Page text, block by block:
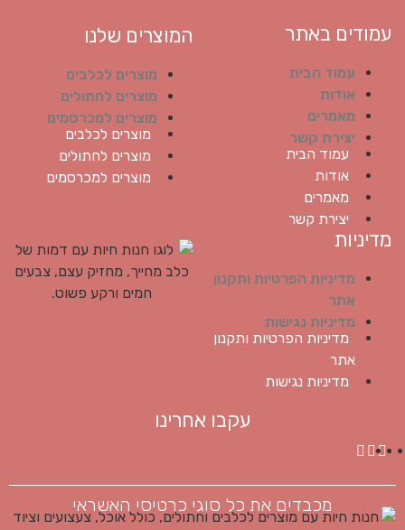
עמודים באתר
עמוד הבית
אודות
מאמרים
יצירת קשר
עמוד הבית
אודות
מאמרים
יצירת קשר
המוצרים שלנו
מוצרים לכלבים
מוצרים לחתולים
מוצרים למכרסמים
מוצרים לכלבים
מוצרים לחתולים
מוצרים למכרסמים
מדיניות
מדיניות הפרטיות ותקנון
אתר
מדיניות נגישות
מדיניות הפרטיות ותקנון
אתר
מדיניות נגישות
עקבו אחרינו
מכבדים את כל סוגי כרטיסי האשראי